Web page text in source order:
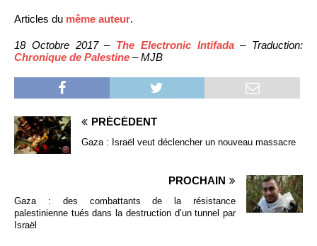
Articles du même auteur.
18 Octobre 2017 – The Electronic Intifada– Traduction:
Chronique de Palestine – MJB
PRÉCÉDENT
Gaza : Israël veut déclencher un nouveau massacre
PROCHAIN
Gaza : des combattants de la résistance
palestinienne tués dans la destruction d’un tunnel par
Israël